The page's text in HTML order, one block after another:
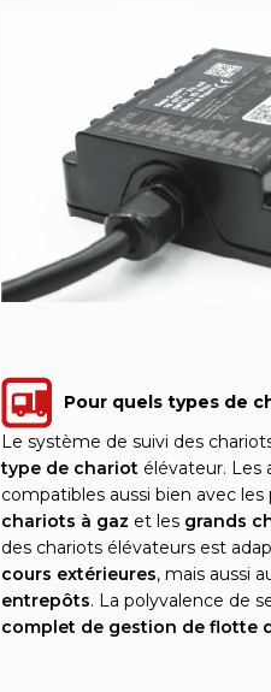
Pour quels types de
Le système de suivi des
type de chariot élévateur. Les
compatibles aussi bien avec
chariots à gaz et les grands
des chariots élévateurs est
cours extérieures, mais aussi
entrepôts. La polyvalence de
complet de gestion de flotte